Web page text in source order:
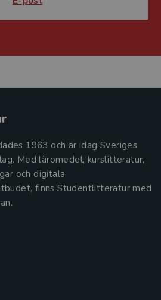
1963 och är idag Sveriges
Med läromedel, kurslitteratur,
och digitala
finns Studentlitteratur med